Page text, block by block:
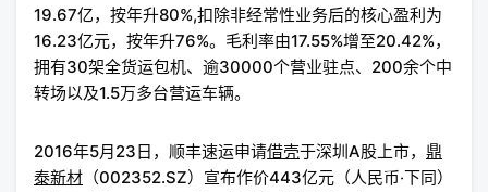
19.67亿，按年升80%,扣除非经常性业务后的核心盈利为
16.23亿元，按年升76%。毛利率由17.55%增至20.42%，
拥有30架全货运包机、逾30000个营业驻点、200余个中
转场以及1.5万多台营运车辆。
2016年5月23日，顺丰速运申请借壳于深圳A股上市， 鼎
泰新材 （002352.SZ）宣布作价443亿元（人民币‧下同）